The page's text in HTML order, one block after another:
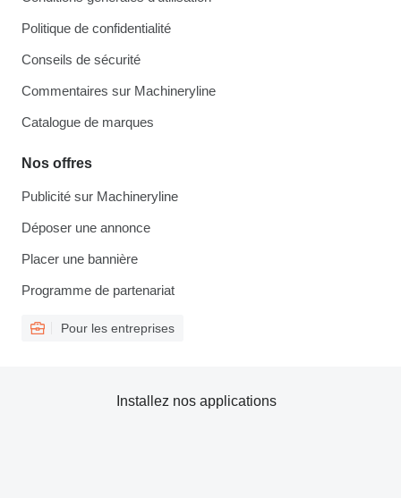
Politique de confidentialité
Conseils de sécurité
Commentaires sur Machineryline
Catalogue de marques
Nos offres
Publicité sur Machineryline
Déposer une annonce
Placer une bannière
Programme de partenariat
Pour les entreprises
Installez nos applications